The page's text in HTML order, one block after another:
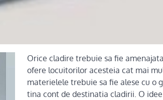
Orice cladire trebuie sa fie
ofere locuitorilor acesteia cat mai
materielele trebuie sa fie alese cu o
tina cont de destinatia cladirii. O